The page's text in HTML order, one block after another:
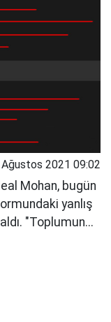
2021 09:02
Mohan, bugün
yanlış
"Toplumun...